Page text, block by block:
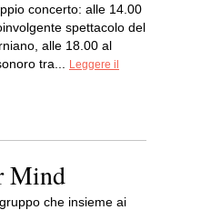
concerto: alle 14.00
spettacolo del
alle 18.00 al
tra...
Leggere il
Mind
che insieme ai